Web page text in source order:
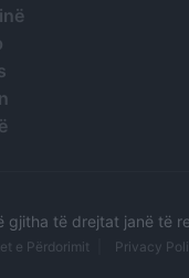
gjitha të drejtat janë të
e Përdorimit Privacy